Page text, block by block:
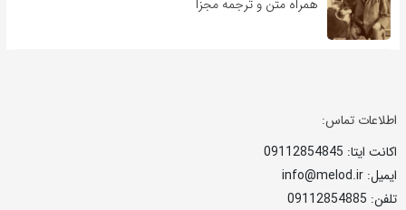
همراه متن و ترجمه مجزا
اطلاعات تماس:
اکانت ایتا: 09112854845
ایمیل: info@melod.ir
تلفن: 09112854885